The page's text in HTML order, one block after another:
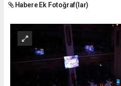
Habere Ek Fotoğraf(lar)